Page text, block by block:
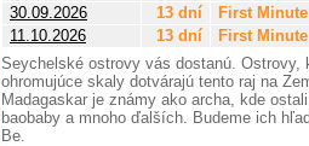
30.09.2026
13 dní First Minute
11.10.2026
13 dní First Minute
Seychelské ostrovy vás dostanú.
ohromujúce skaly dotvárajú tento raj na
Madagaskar je známy ako archa, kde
baobaby a mnoho ďalších. Budeme ich
Be.